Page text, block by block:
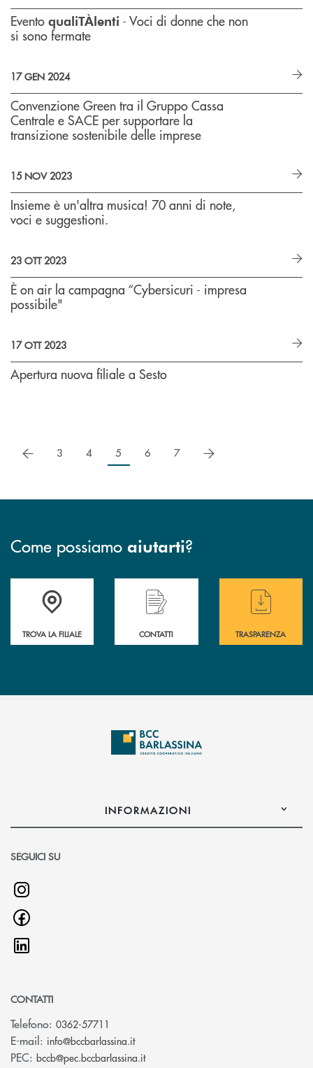
Evento qualiTÀlenti - Voci di donne che non
si sono fermate
17 GEN 2024
Convenzione Green tra il Gruppo Cassa
Centrale e SACE per supportare la
transizione sostenibile delle imprese
15 NOV 2023
Insieme è un'altra musica! 70 anni di note,
voci e suggestioni.
23 OTT 2023
È on air la campagna “Cybersicuri - impresa
possibile"
17 OTT 2023
Apertura nuova filiale a Sesto
precedente
3 4 5 6 7 successivo
Come possiamo aiutarti?
Accedi all' elenco completo delle filiali di BCC Barlassina.
TROVA LA FILIALE
Hai bisogno di assistenza immediata ?
CONTATTI
Hai bisogno di
TRASPARENZA
INFORMAZIONI
SEGUICI SU
CONTATTI
Telefono: 0362-57711
E-mail: info@bccbarlassina.it(si apre l’app di posta elettronica)
PEC: bccb@pec.bccbarlassina.it(si apre l’app di posta elettronica)